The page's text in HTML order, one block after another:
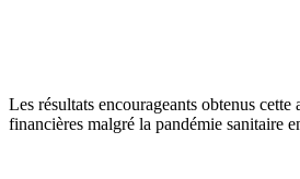
Les résultats encourageants obtenus cette
financières malgré la pandémie sanitaire